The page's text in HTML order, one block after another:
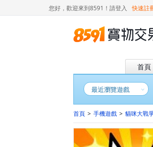
您好，歡迎來到8591！ 請登入 快速註
首頁
最近瀏覽遊戲
首頁 > 手機遊戲 > 貓咪大戰